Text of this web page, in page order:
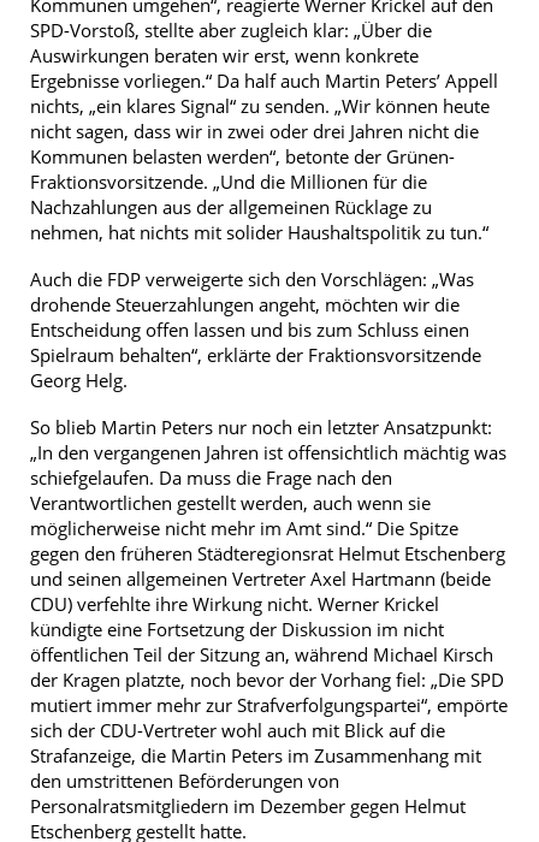
SPD-Vorstoß, stellte aber zugleich klar: „Über die
Auswirkungen beraten wir erst, wenn konkrete
Ergebnisse vorliegen.“ Da half auch Martin Peters’ Appell
nichts, „ein klares Signal“ zu senden. „Wir können heute
nicht sagen, dass wir in zwei oder drei Jahren nicht die
Kommunen belasten werden“, betonte der Grünen-
Fraktionsvorsitzende. „Und die Millionen für die
Nachzahlungen aus der allgemeinen Rücklage zu
nehmen, hat nichts mit solider Haushaltspolitik zu tun.“
Auch die FDP verweigerte sich den Vorschlägen: „Was
drohende Steuerzahlungen angeht, möchten wir die
Entscheidung offen lassen und bis zum Schluss einen
Spielraum behalten“, erklärte der Fraktionsvorsitzende
Georg Helg.
So blieb Martin Peters nur noch ein letzter Ansatzpunkt:
„In den vergangenen Jahren ist offensichtlich mächtig was
schiefgelaufen. Da muss die Frage nach den
Verantwortlichen gestellt werden, auch wenn sie
möglicherweise nicht mehr im Amt sind.“ Die Spitze
gegen den früheren Städteregionsrat Helmut Etschenberg
und seinen allgemeinen Vertreter Axel Hartmann (beide
CDU) verfehlte ihre Wirkung nicht. Werner Krickel
kündigte eine Fortsetzung der Diskussion im nicht
öffentlichen Teil der Sitzung an, während Michael Kirsch
der Kragen platzte, noch bevor der Vorhang fiel: „Die SPD
mutiert immer mehr zur Strafverfolgungspartei“, empörte
sich der CDU-Vertreter wohl auch mit Blick auf die
Strafanzeige, die Martin Peters im Zusammenhang mit
den umstrittenen Beförderungen von
Personalratsmitgliedern im Dezember gegen Helmut
Etschenberg gestellt hatte.